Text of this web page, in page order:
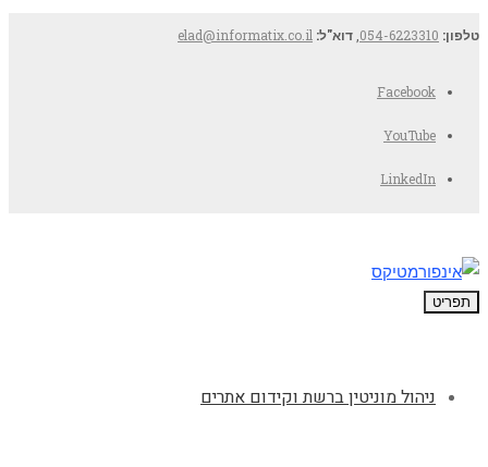
טלפון: 054-6223310 דוא"ל: elad@informatix.co.il
Facebook
YouTube
LinkedIn
תפריט
ניהול מוניטין ברשת וקידום אתרים